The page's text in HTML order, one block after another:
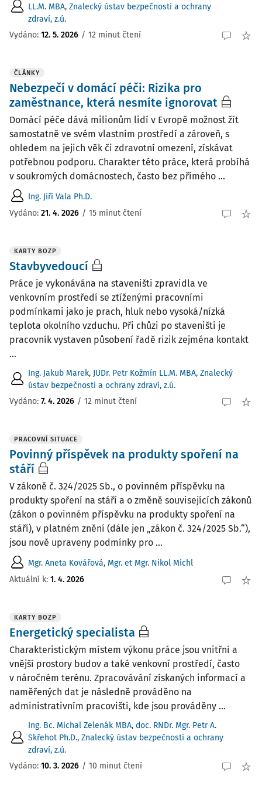
LL.M. MBA, Znalecký ústav bezpečnosti a ochrany
zdraví, z.ú.
Vydáno: 12. 5. 2026 / 12 minut čtení
ČLÁNKY
Nebezpečí v domácí péči: Rizika pro
zaměstnance, která nesmíte ignorovat
Domácí péče dává milionům lidí v Evropě možnost žít
samostatně ve svém vlastním prostředí a zároveň, s
ohledem na jejich věk či zdravotní omezení, získávat
potřebnou podporu. Charakter této práce, která probíhá
v soukromých domácnostech, často bez přímého ...
Ing. Jiří Vala Ph.D.
Vydáno: 21. 4. 2026 / 15 minut čtení
KARTY BOZP
Stavbyvedoucí
Práce je vykonávána na staveništi zpravidla ve
venkovním prostředí se ztíženými pracovními
podmínkami jako je prach, hluk nebo vysoká/nízká
teplota okolního vzduchu. Při chůzi po staveništi je
pracovník vystaven působení řadě rizik zejména kontakt
...
Ing. Jakub Marek, JUDr. Petr Kožmín LL.M. MBA, Znalecký
ústav bezpečnosti a ochrany zdraví, z.ú.
Vydáno: 7. 4. 2026 / 12 minut čtení
PRACOVNÍ SITUACE
Povinný příspěvek na produkty spoření na
stáří
V zákoně č. 324/2025 Sb., o povinném příspěvku na
produkty spoření na stáří a o změně souvisejících zákonů
(zákon o povinném příspěvku na produkty spoření na
stáří), v platném znění (dále jen „zákon č. 324/2025 Sb.“),
jsou nově upraveny podmínky pro ...
Mgr. Aneta Kovářová, Mgr. et Mgr. Nikol Michl
Aktuální k: 1. 4. 2026
KARTY BOZP
Energetický specialista
Charakteristickým místem výkonu práce jsou vnitřní a
vnější prostory budov a také venkovní prostředí, často
v náročném terénu. Zpracovávání získaných informací a
naměřených dat je následně prováděno na
administrativním pracovišti, kde jsou prováděny ...
Ing. Bc. Michal Zelenák MBA, doc. RNDr. Mgr. Petr A.
Skřehot Ph.D., Znalecký ústav bezpečnosti a ochrany
zdraví, z.ú.
Vydáno: 10. 3. 2026 / 10 minut čtení